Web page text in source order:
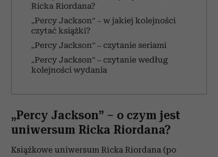
Ricka Riordana?
„Percy Jackson” – w jakiej kolejności
czytać książki?
„Percy Jackson” – czytanie seriami
„Percy Jackson” – czytanie według
kolejności wydania
„Percy Jackson” – o czym jest
uniwersum Ricka Riordana?
Książkowe uniwersum Ricka Riordana (po